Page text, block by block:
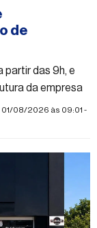
de
partir das 9h, e
da empresa
08/2026 às 09:01 -